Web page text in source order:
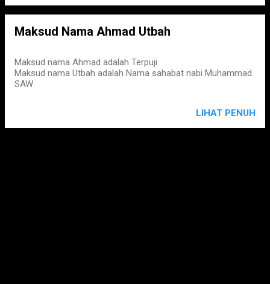
Maksud Nama Ahmad Utbah
Maksud nama Ahmad adalah Terpuji
Maksud nama Utbah adalah Nama sahabat nabi Muhammad
SAW
LIHAT PENUH